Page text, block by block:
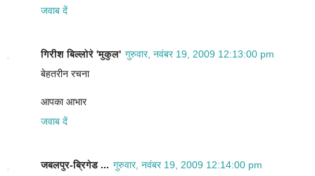
जवाब दें
गिरीश बिल्लोरे 'मुकुल' गुरुवार, नवंबर 19, 2009 12:13:00 pm
बेहतरीन रचना
आपका आभार
जवाब दें
जबलपुर-ब्रिगेड ... गुरुवार, नवंबर 19, 2009 12:14:00 pm